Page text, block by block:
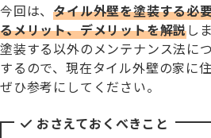
今回は、タイル外壁を塗装する必
るメリット、デメリットを解説し
塗装する以外のメンテナンス法に
するので、現在タイル外壁の家に
ぜひ参考にしてください。
おさえておくべきこと